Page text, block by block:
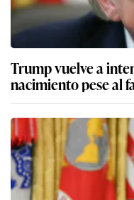
Trump vuelve a
nacimiento pese al